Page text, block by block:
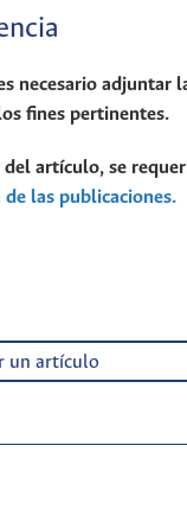
necesario adjuntar
fines pertinentes.
artículo, se
de las publicaciones.
un artículo